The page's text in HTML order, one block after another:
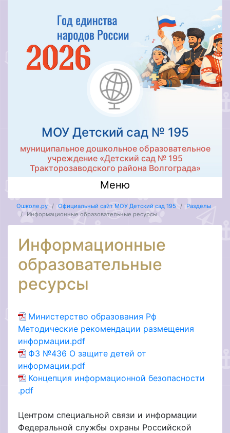
МОУ Детский сад № 195
муниципальное дошкольное образовательное
учреждение «Детский сад № 195
Тракторозаводского района Волгограда»
Меню
Ошколе.ру Официальный сайт МОУ Детский сад 195
Разделы
Информационные образовательные ресурсы
Информационные
образовательные
ресурсы
Министерство образования Рф
Методические рекомендации размещения
информации.pdf
ФЗ №436 О защите детей от
информации.pdf
Концепция информационной безопасности
.pdf
Центром специальной связи и информации
Федеральной службы охраны Российской